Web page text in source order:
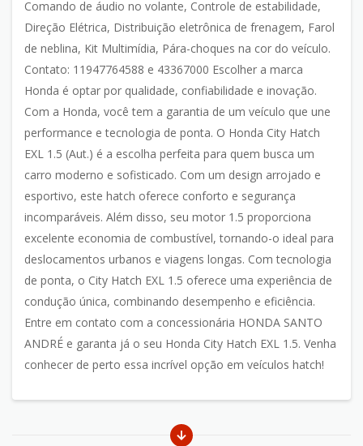
Comando de áudio no volante, Controle de estabilidade,
Direção Elétrica, Distribuição eletrônica de frenagem, Farol
de neblina, Kit Multimídia, Pára-choques na cor do veículo.
Contato: 11947764588 e 43367000 Escolher a marca
Honda é optar por qualidade, confiabilidade e inovação.
Com a Honda, você tem a garantia de um veículo que une
performance e tecnologia de ponta. O Honda City Hatch
EXL 1.5 (Aut.) é a escolha perfeita para quem busca um
carro moderno e sofisticado. Com um design arrojado e
esportivo, este hatch oferece conforto e segurança
incomparáveis. Além disso, seu motor 1.5 proporciona
excelente economia de combustível, tornando-o ideal para
deslocamentos urbanos e viagens longas. Com tecnologia
de ponta, o City Hatch EXL 1.5 oferece uma experiência de
condução única, combinando desempenho e eficiência.
Entre em contato com a concessionária HONDA SANTO
ANDRÉ e garanta já o seu Honda City Hatch EXL 1.5. Venha
conhecer de perto essa incrível opção em veículos hatch!